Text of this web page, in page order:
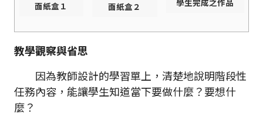
面紙盒１
面紙盒２
學生完成之作品
教學觀察與省思
因為教師設計的學習單上，清楚地說明階段性
任務內容，能讓學生知道當下要做什麼？要想什
麼？